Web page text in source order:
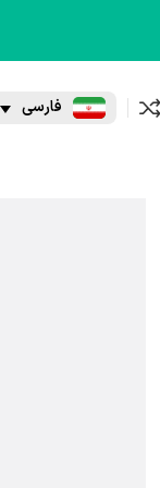
مقایسه فارسی